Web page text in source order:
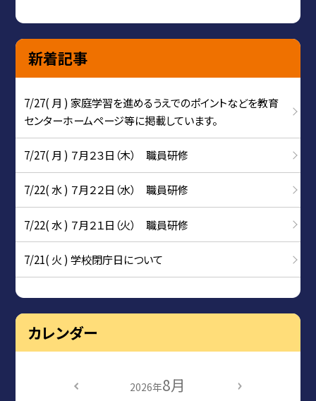
新着記事
7/27( 月 ) 家庭学習を進めるうえでのポイントなどを教育
センターホームページ等に掲載しています。
7/27( 月 ) ７月２３日（木） 職員研修
7/22( 水 ) ７月２２日（水） 職員研修
7/22( 水 ) ７月２１日（火） 職員研修
7/21( 火 ) 学校閉庁日について
カレンダー
2026年8月